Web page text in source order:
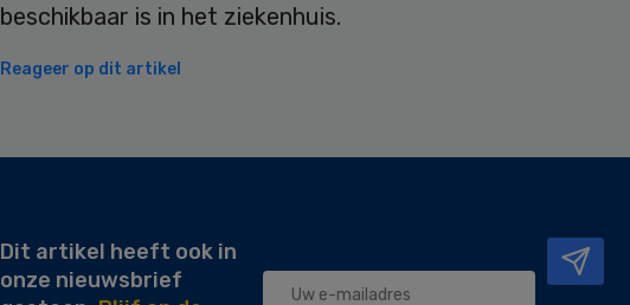
beschikbaar is in het ziekenhuis.
Reageer op dit artikel
Dit artikel heeft ook in
onze nieuwsbrief